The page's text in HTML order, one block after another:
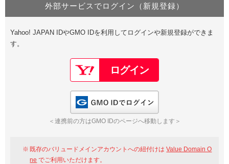
Value Domain Oneにログイン
Google
GMO ID Amazon
※AmazonはValue Domain Oneのログイン画面へ遷移します
Value Domain Oneアカウント作成
以下でも登録可能
Google Yahoo!
GMO ID
外部サービスでログイン（新規登録）
Yahoo! JAPAN IDやGMO IDを利用してログインや新規登録ができま
す。
＜連携前の方はGMO IDのページへ移動します＞
既存のバリュードメインアカウントへの紐付けはValue Domain O
ne でご利用いただけます。